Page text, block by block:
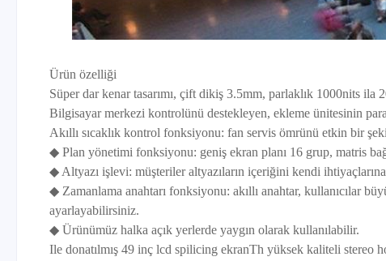
Ürün özelliği
Süper dar kenar tasarımı, çift dikiş 3.5mm, parlaklık 1000nits ila
Bilgisayar merkezi kontrolünü destekleyen, ekleme ünitesinin
Akıllı sıcaklık kontrol fonksiyonu: fan servis ömrünü etkin bir
◆ Plan yönetimi fonksiyonu: geniş ekran planı 16 grup, matris
◆ Altyazı işlevi: müşteriler altyazıların içeriğini kendi
◆ Zamanlama anahtarı fonksiyonu: akıllı anahtar, kullanıcılar
ayarlayabilirsiniz.
◆ Ürünümüz halka açık yerlerde yaygın olarak kullanılabilir.
Ile donatılmış 49 inç lcd spilicing ekranTh yüksek kaliteli stereo